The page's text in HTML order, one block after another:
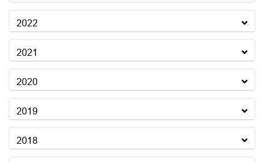
2022
2021
2020
2019
2018